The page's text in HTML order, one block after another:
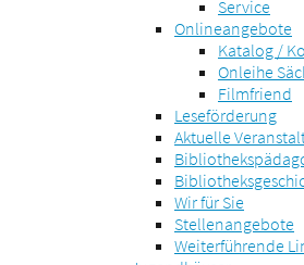
Service
Onlineangebote
Katalog /
Onleihe
Filmfriend
Leseförderung
Aktuelle
Wir für Sie
Stellenangebote
Weiterführende